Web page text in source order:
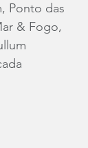
Ponto das
& Fogo,